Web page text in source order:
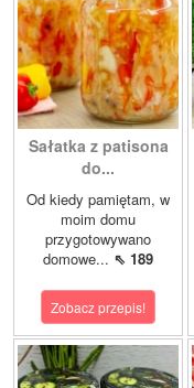
Sałatka z patisona
do...
Od kiedy pamiętam, w
moim domu
przygotowywano
domowe... ⇖ 189
Zobacz przepis!